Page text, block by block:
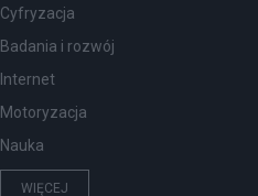
Cyfryzacja
Badania i rozwój
Internet
Motoryzacja
Nauka
WIĘCEJ